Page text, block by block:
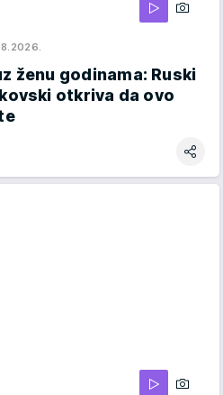
ženu godinama: Ruski
otkriva da ovo